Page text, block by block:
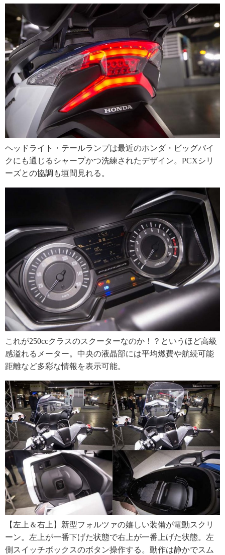
ヘッドライト・テールランプは最近のホンダ・ビッグバイ
クにも通じるシャープかつ洗練されたデザイン。PCXシリ
ーズとの協調も垣間見れる。
これが250ccクラスのスクーターなのか！？というほど高級
感溢れるメーター。中央の液晶部には平均燃費や航続可能
距離など多彩な情報を表示可能。
【左上＆右上】新型フォルツァの嬉しい装備が電動スクリ
ーン。左上が一番下げた状態で右上が一番上げた状態。左
側スイッチボックスのボタン操作する。動作は静かでスム